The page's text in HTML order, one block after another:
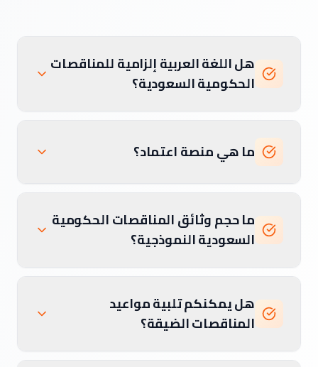
هل اللغة العربية إلزامية للمناقصات
الحكومية السعودية؟
ما هي منصة اعتماد؟
ما حجم وثائق المناقصات الحكومية
السعودية النموذجية؟
هل يمكنكم تلبية مواعيد
المناقصات الضيقة؟